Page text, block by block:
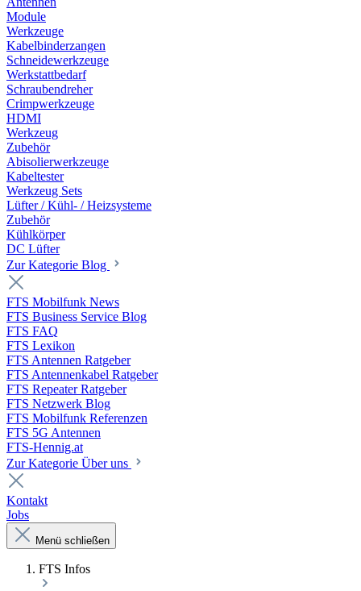
Module
Werkzeuge
Kabelbinderzangen
Schneidewerkzeuge
Werkstattbedarf
Schraubendreher
Crimpwerkzeuge
HDMI
Werkzeug
Zubehör
Abisolierwerkzeuge
Kabeltester
Werkzeug Sets
Lüfter / Kühl- / Heizsysteme
Zubehör
Kühlkörper
DC Lüfter
Zur Kategorie Blog
FTS Mobilfunk News
FTS Business Service Blog
FTS FAQ
FTS Lexikon
FTS Antennen Ratgeber
FTS Antennenkabel Ratgeber
FTS Repeater Ratgeber
FTS Netzwerk Blog
FTS Mobilfunk Referenzen
FTS 5G Antennen
FTS-Hennig.at
Zur Kategorie Über uns
Kontakt
Jobs
Menü schließen
FTS Infos